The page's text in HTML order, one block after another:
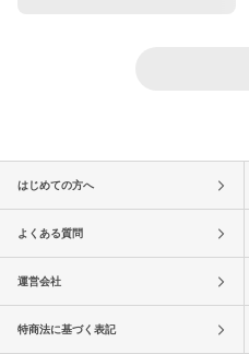
はじめての方へ
よくある質問
運営会社
特商法に基づく表記